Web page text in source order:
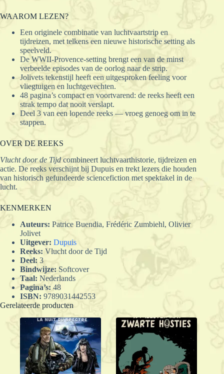
WAAROM LEZEN?
Een originele combinatie van luchtvaartstrip en
tijdreizen, met telkens een nieuwe historische setting als
speelveld.
De WWII-Provence-setting brengt een van de minst
verbeelde episodes van de oorlog naar de strip.
Jolivets tekenstijl heeft een uitgesproken feeling voor
vliegtuigen en luchtgevechten.
48 pagina’s compact en voortvarend: de reeks heeft een
strak tempo dat nooit verslapt.
Deel 3 van een lopende reeks — vroeg genoeg om in te
stappen.
OVER DE REEKS
Vlucht door de Tijd combineert luchtvaarthistorie, tijdreizen en
actie. De reeks verschijnt bij Dupuis en trekt lezers die houden
van historisch gefundeerde sciencefiction met spektakel in de
lucht.
KENMERKEN
Auteurs: Patrice Buendia, Frédéric Zumbiehl, Olivier
Jolivet
Uitgever: Dupuis
Reeks: Vlucht door de Tijd
Deel: 3
Bindwijze: Softcover
Taal: Nederlands
Pagina’s: 48
ISBN: 9789031442553
Gerelateerde producten